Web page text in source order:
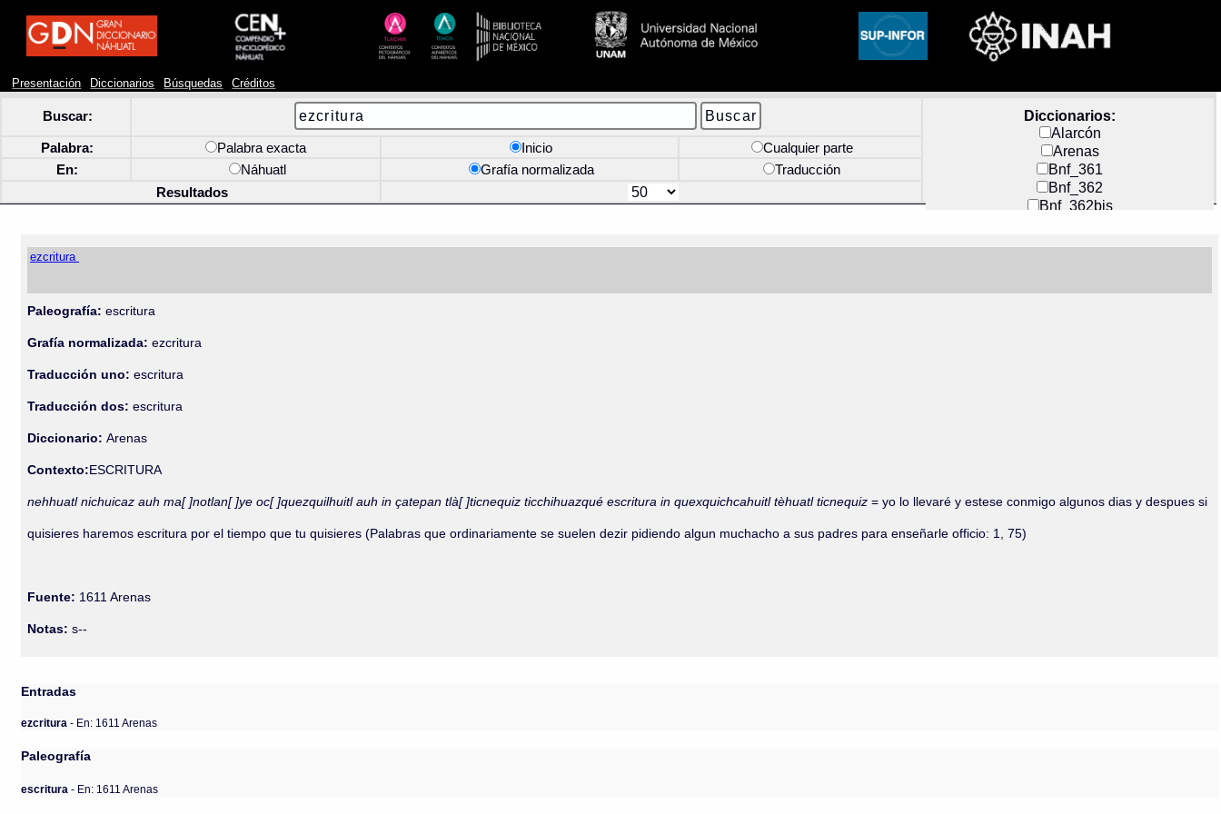
Presentación Diccionarios Búsquedas Créditos
Buscar:
Diccionarios:
Alarcón
Arenas
Bnf_361
Bnf_362
Bnf_362bis
Docs_México
Tezozomoc
Palabra: Palabra exacta Inicio
Cualquier parte
En:
Náhuatl Grafía normalizada
Traducción
Resultados
ezcritura
Paleografía: escritura
Grafía normalizada: ezcritura
Traducción uno: escritura
Traducción dos: escritura
Diccionario:Arenas
Contexto:ESCRITURA
nehhuatl nichuicaz auh ma[ ]notlan[ ]ye oc[ ]quezquilhuitl auh in çatepan tlà[ ]ticnequiz ticchihuazqué escritura in quexquichcahuitl tèhuatl ticnequiz= yo lo llevaré y estese conmigo algunos dias y despues si
quisieres haremos escritura por el tiempo que tu quisieres (Palabras que ordinariamente se suelen dezir pidiendo algun muchacho a sus padres para enseñarle officio: 1, 75)
Fuente: 1611 Arenas
Notas: s--
Entradas
ezcritura- En: 1611 Arenas
Paleografía
escritura - En: 1611 Arenas